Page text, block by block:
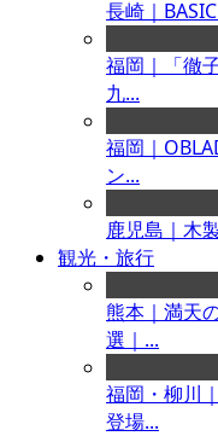
長崎｜
福岡｜「徹
九...
福岡｜
ン...
鹿児島｜木
観光・旅行
熊本｜満天
選｜...
福岡・柳川
登場...